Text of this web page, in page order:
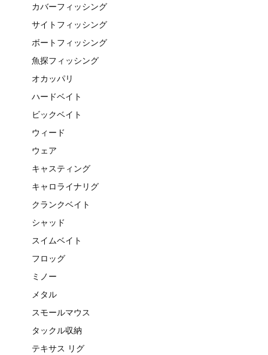
カバーフィッシング
サイトフィッシング
ボートフィッシング
魚探フィッシング
オカッパリ
ハードベイト
ビックベイト
ウィード
ウェア
キャスティング
キャロライナリグ
クランクベイト
シャッド
スイムベイト
フロッグ
ミノー
メタル
スモールマウス
タックル収納
テキサス リグ